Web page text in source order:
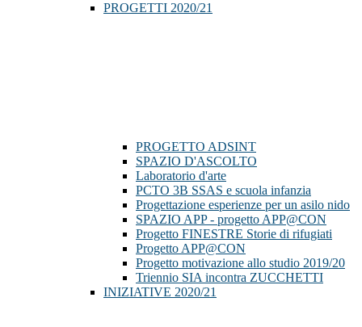
PROGETTI 2020/21
PROGETTO ADSINT
SPAZIO D'ASCOLTO
Laboratorio d'arte
PCTO 3B SSAS e scuola infanzia
Progettazione esperienze per un asilo nido
SPAZIO APP - progetto APP@CON
Progetto FINESTRE Storie di rifugiati
Progetto APP@CON
Progetto motivazione allo studio 2019/20
Triennio SIA incontra ZUCCHETTI
INIZIATIVE 2020/21